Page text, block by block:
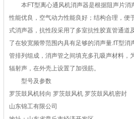
本FT型离心通风机消声器是根据阻声片消
性能优良，空气动力性能良好；结构合理，便
式消声器，抗性段采用了多室抗性胶直管通道
了在较宽频带范围内具有足够的消声量.fT型消
管排列组成，消声管之间填充多孔吸声材料，
辐射声，在外壳上设置了加强筋。
型号及参数
罗茨鼓风机转向 罗茨鼓风机 罗茨鼓风机密封
山东锦工有限公司